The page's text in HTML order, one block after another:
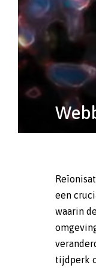
een
waarin
tijdperk
staat om
daarvoor
kunnen